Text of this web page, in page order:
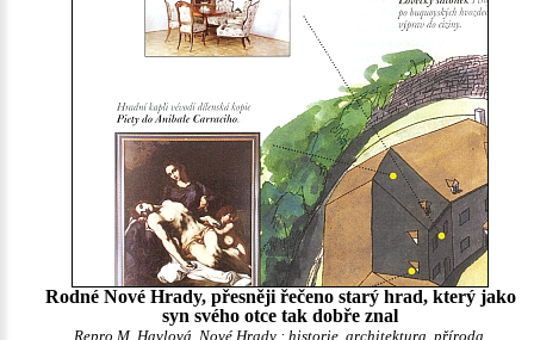
Rodné Nové Hrady, přesněji řečeno starý hrad, který jako
syn svého otce tak dobře znal
Repro M. Havlová, Nové Hrady : historie, architektura, příroda,